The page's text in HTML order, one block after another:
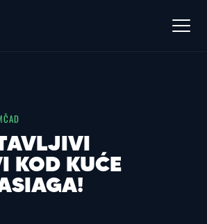
KOD KUĆE